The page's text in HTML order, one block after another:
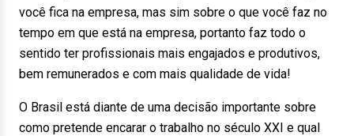
você fica na empresa, mas sim sobre o que você faz no
tempo em que está na empresa, portanto faz todo o
sentido ter profissionais mais engajados e produtivos,
bem remunerados e com mais qualidade de vida!
O Brasil está diante de uma decisão importante sobre
como pretende encarar o trabalho no século XXI e qual